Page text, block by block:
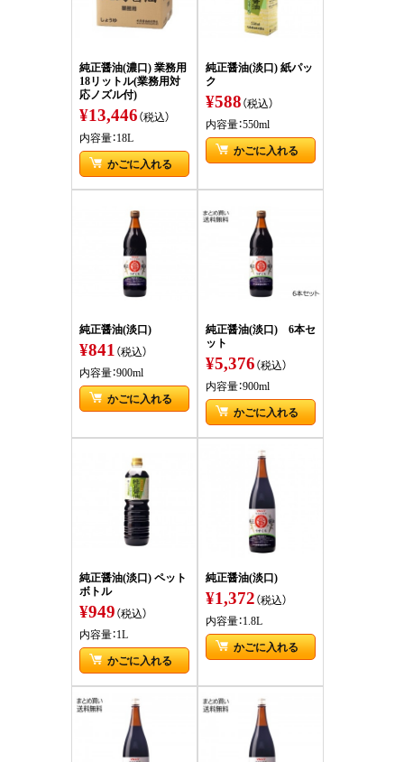
純正醤油(濃口) 業務用
18リットル(業務用対
応ノズル付)
¥13,446（税込）
内容量：18L
かごに入れる
純正醤油(淡口) 紙パッ
ク
¥588（税込）
内容量：550ml
かごに入れる
純正醤油(淡口)
¥841（税込）
内容量：900ml
かごに入れる
純正醤油(淡口) 6本セ
ット
¥5,376（税込）
内容量：900ml
かごに入れる
純正醤油(淡口) ペット
ボトル
¥949（税込）
内容量：1L
かごに入れる
純正醤油(淡口)
¥1,372（税込）
内容量：1.8L
かごに入れる